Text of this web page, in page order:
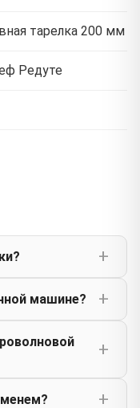
тарелка 200 мм
Редуте
машине?